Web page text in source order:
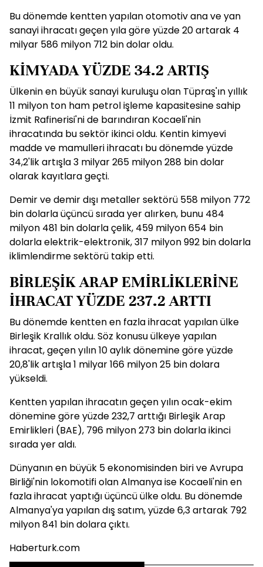
Bu dönemde kentten yapılan otomotiv ana ve yan
sanayi ihracatı geçen yıla göre yüzde 20 artarak 4
milyar 586 milyon 712 bin dolar oldu.
KİMYADA YÜZDE 34.2 ARTIŞ
Ülkenin en büyük sanayi kuruluşu olan Tüpraş'ın yıllık
11 milyon ton ham petrol işleme kapasitesine sahip
İzmit Rafinerisi'ni de barındıran Kocaeli'nin
ihracatında bu sektör ikinci oldu. Kentin kimyevi
madde ve mamulleri ihracatı bu dönemde yüzde
34,2'lik artışla 3 milyar 265 milyon 288 bin dolar
olarak kayıtlara geçti.
Demir ve demir dışı metaller sektörü 558 milyon 772
bin dolarla üçüncü sırada yer alırken, bunu 484
milyon 481 bin dolarla çelik, 459 milyon 654 bin
dolarla elektrik-elektronik, 317 milyon 992 bin dolarla
iklimlendirme sektörü takip etti.
BİRLEŞİK ARAP EMİRLİKLERİNE
İHRACAT YÜZDE 237.2 ARTTI
Bu dönemde kentten en fazla ihracat yapılan ülke
Birleşik Krallık oldu. Söz konusu ülkeye yapılan
ihracat, geçen yılın 10 aylık dönemine göre yüzde
20,8'lik artışla 1 milyar 166 milyon 25 bin dolara
yükseldi.
Kentten yapılan ihracatın geçen yılın ocak-ekim
dönemine göre yüzde 232,7 arttığı Birleşik Arap
Emirlikleri (BAE), 796 milyon 273 bin dolarla ikinci
sırada yer aldı.
Dünyanın en büyük 5 ekonomisinden biri ve Avrupa
Birliği'nin lokomotifi olan Almanya ise Kocaeli'nin en
fazla ihracat yaptığı üçüncü ülke oldu. Bu dönemde
Almanya'ya yapılan dış satım, yüzde 6,3 artarak 792
milyon 841 bin dolara çıktı.
Haberturk.com